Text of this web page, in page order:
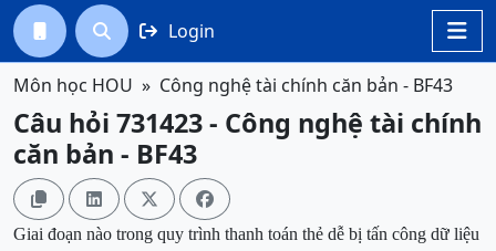

  Login
Môn học HOU Công nghệ tài chính căn bản - BF43
Câu hỏi 731423 - Công nghệ tài chính
căn bản - BF43
   
Giai đoạn nào trong quy trình thanh toán thẻ dễ bị tấn công dữ liệu